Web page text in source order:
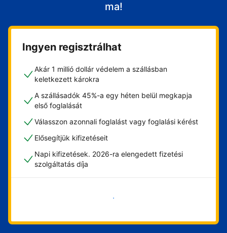
ma!
Ingyen regisztrálhat
Akár 1 millió dollár védelem a szállásban
keletkezett károkra
A szállásadók 45%-a egy héten belül megkapja
első foglalását
Válasszon azonnali foglalást vagy foglalási kérést
Elősegítjük kifizetéseit
Napi kifizetések. 2026-ra elengedett fizetési
szolgáltatás díja
Vágjon bele most